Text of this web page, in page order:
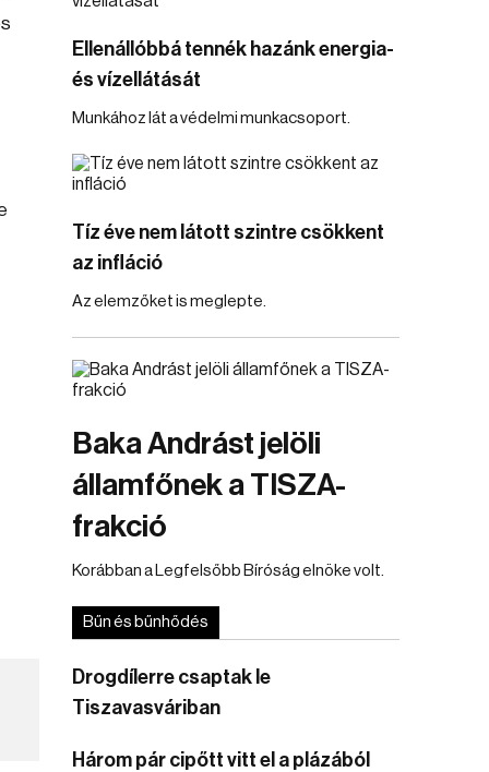
Ellenállóbbá tennék hazánk energia-
és vízellátását
Munkához lát a védelmi munkacsoport.
Tíz éve nem látott szintre csökkent
az infláció
Az elemzőket is meglepte.
Baka Andrást jelöli
államfőnek a TISZA-
frakció
Korábban a Legfelsőbb Bíróság elnöke volt.
Bűn és bűnhődés
Drogdílerre csaptak le
Tiszavasváriban
Három pár cipőtt vitt el a plázából